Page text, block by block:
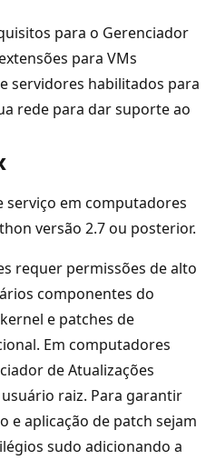
para o Gerenciador
para VMs
servidores habilitados para
rede para dar suporte ao
serviço em computadores
versão 2.7 ou posterior.
requer permissões de alto
componentes do
e patches de
Em computadores
de Atualizações
raiz. Para garantir
e aplicação de patch sejam
sudo adicionando a